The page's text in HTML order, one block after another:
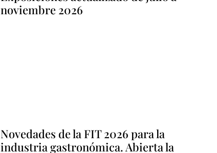
noviembre 2026
Novedades de la FIT 2026 para la
industria gastronómica. Abierta la